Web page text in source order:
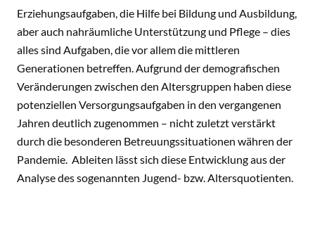
Erziehungsaufgaben, die Hilfe bei Bildung und Ausbildung,
aber auch nahräumliche Unterstützung und Pflege – dies
alles sind Aufgaben, die vor allem die mittleren
Generationen betreffen. Aufgrund der demografischen
Veränderungen zwischen den Altersgruppen haben diese
potenziellen Versorgungsaufgaben in den vergangenen
Jahren deutlich zugenommen – nicht zuletzt verstärkt
durch die besonderen Betreuungssituationen währen der
Pandemie. Ableiten lässt sich diese Entwicklung aus der
Analyse des sogenannten Jugend- bzw. Altersquotienten.